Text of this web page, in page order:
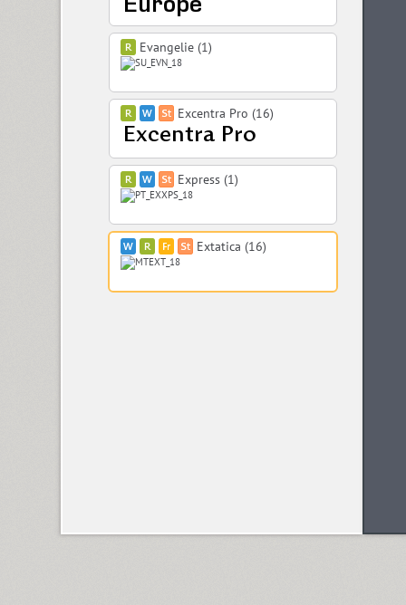
Evangelie (1)
Excentra Pro (16)
Express (1)
Extatica (16)